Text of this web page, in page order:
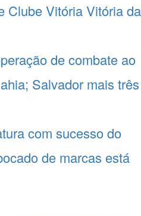
Clube VitóriaVitória da
de combate ao
Salvador mais três
com sucesso do
de marcas está